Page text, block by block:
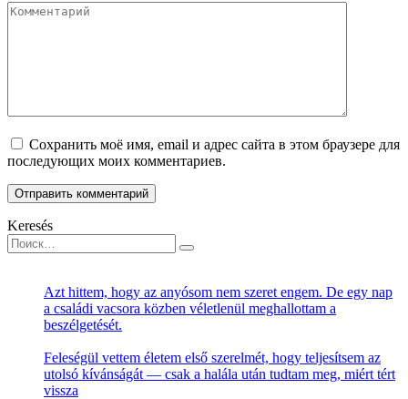
Комментарий
Сохранить моё имя, email и адрес сайта в этом браузере для
последующих моих комментариев.
Keresés
Search
for:
Azt hittem, hogy az anyósom nem szeret engem. De egy nap
a családi vacsora közben véletlenül meghallottam a
beszélgetését.
Feleségül vettem életem első szerelmét, hogy teljesítsem az
utolsó kívánságát — csak a halála után tudtam meg, miért tért
vissza